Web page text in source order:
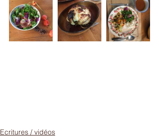
Ecritures / vidéos